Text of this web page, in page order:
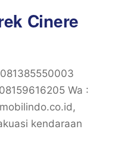
Cinere
Wa :
kendaraan